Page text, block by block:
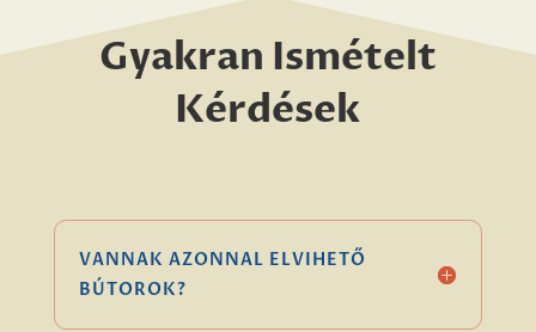
Gyakran Ismételt
Kérdések
VANNAK AZONNAL ELVIHETŐ
BÚTOROK?